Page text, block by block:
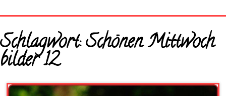
Startseite
Neue Bilder
Schlagwort:Schönen Mittwoch
bilder 12